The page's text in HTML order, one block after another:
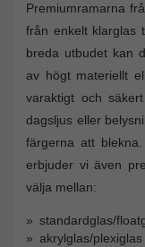
Premiumramarna
från enkelt klarglas
breda utbudet kan
av högt materiellt
varaktigt och
dagsljus eller
färgerna att
erbjuder vi även
välja mellan:
standardglas/
akrylglas/plexiglas